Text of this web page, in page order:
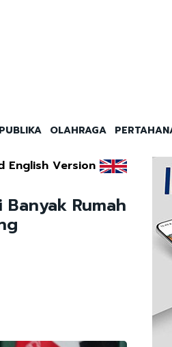
PUBLIKA OLAHRAGA
English Version
Rumah